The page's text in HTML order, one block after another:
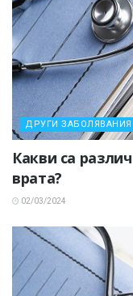
ДРУГИ ЗАБОЛЯВАНИЯ
Какви са
врата?
02/03/2024